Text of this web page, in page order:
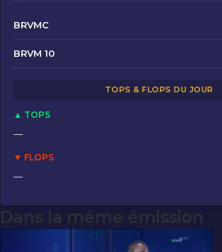
b
o
o
o
n
BRVMC
BRVM 10
TOPS & FLOPS DU JOUR
▲ TOPS
—
▼ FLOPS
—
Dans la même émission